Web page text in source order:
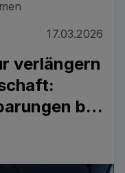
17.03.2026
verlängern
bei